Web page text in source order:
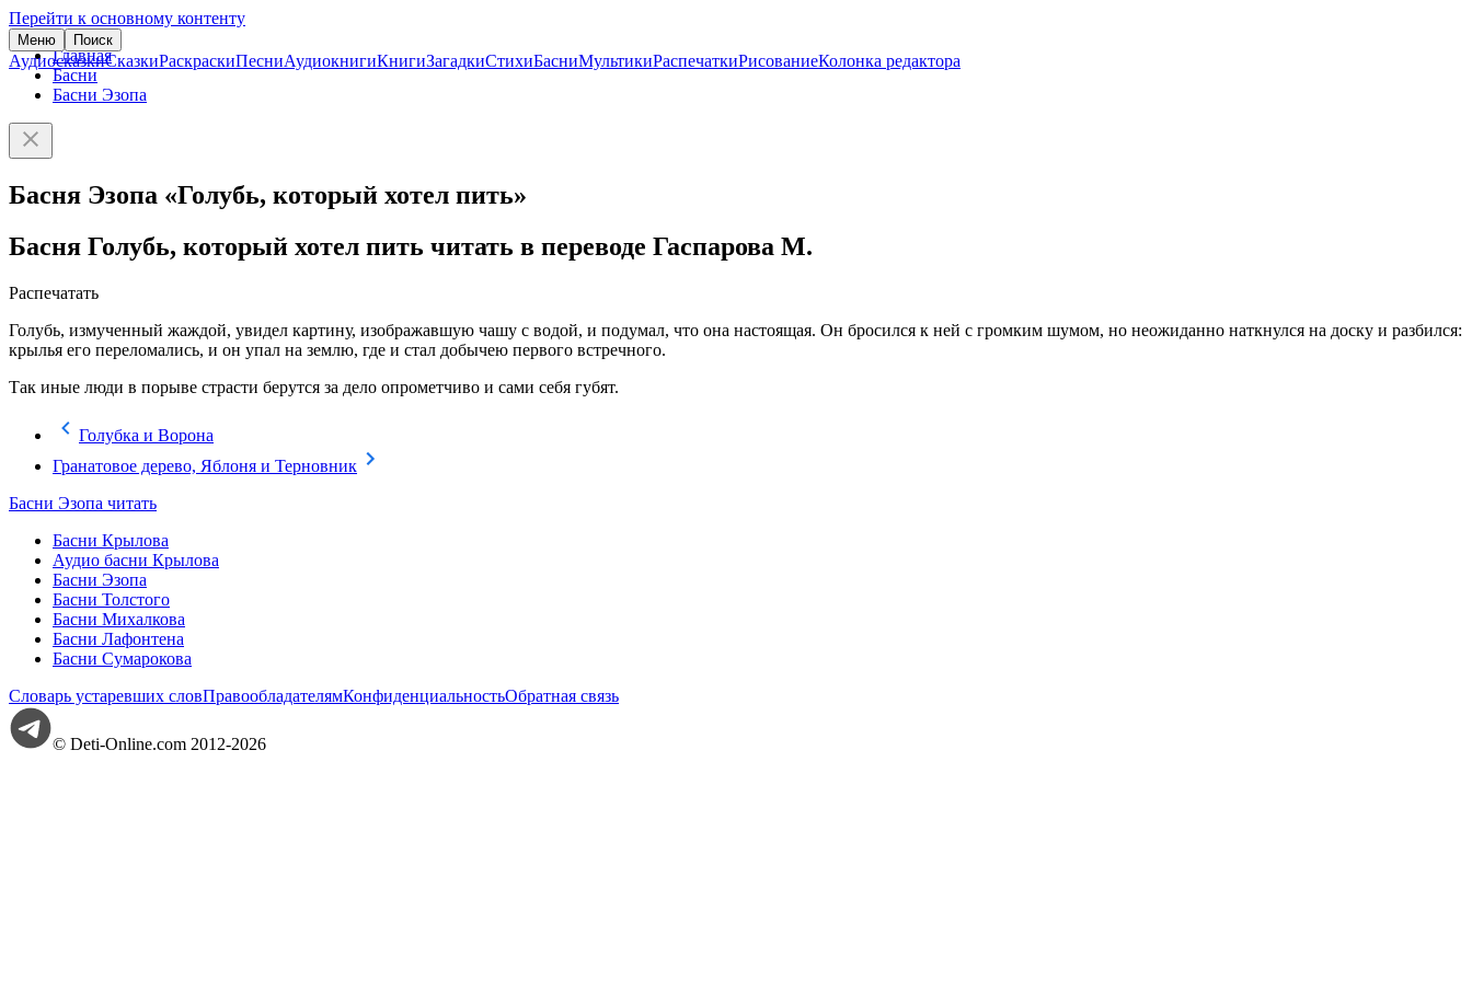
Перейти к основному контенту
Меню Поиск
АудиосказкиСказкиРаскраскиПесниАудиокнигиКнигиЗагадкиСтихиБасниМультикиРаспечаткиРисованиеКолонка редактора
Главная
Басни
Басни Эзопа
Басня Эзопа «Голубь, который хотел пить»
Басня Голубь, который хотел пить читать в переводе Гаспарова М.
Распечатать
Голубь, измученный жаждой, увидел картину, изображавшую чашу с водой, и подумал, что она настоящая. Он бросился к ней с громким шумом, но неожиданно наткнулся на доску и разбился:
крылья его переломались, и он упал на землю, где и стал добычею первого встречного.
Так иные люди в порыве страсти берутся за дело опрометчиво и сами себя губят.
Голубка и Ворона
Гранатовое дерево, Яблоня и Терновник
Басни Эзопа читать
Басни Крылова
Аудио басни Крылова
Басни Эзопа
Басни Толстого
Басни Михалкова
Басни Лафонтена
Басни Сумарокова
Словарь устаревших словПравообладателямКонфиденциальностьОбратная связь
© Deti-Online.com 2012-2026